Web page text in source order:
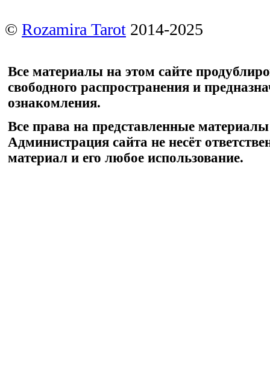
© Rozamira Tarot 2014-2025
Все материалы на этом сайте
свободного распространения и
ознакомления.
Все права на представленные
Администрация сайта не несёт
материал и его любое использование.